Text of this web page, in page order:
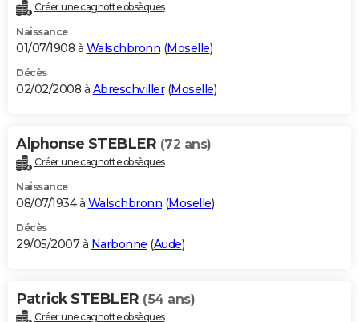
Créer une cagnotte obsèques
Naissance
01/07/1908 à Walschbronn (Moselle)
Décès
02/02/2008 à Abreschviller(Moselle)
Alphonse STEBLER (72 ans)
Créer une cagnotte obsèques
Naissance
08/07/1934 à Walschbronn (Moselle)
Décès
29/05/2007 à Narbonne (Aude)
Patrick STEBLER (54 ans)
Créer une cagnotte obsèques